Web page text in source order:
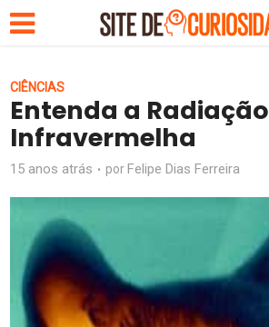
CIÊNCIAS
Entenda a Radiação
Infravermelha
15 anos atrás por Felipe Dias Ferreira